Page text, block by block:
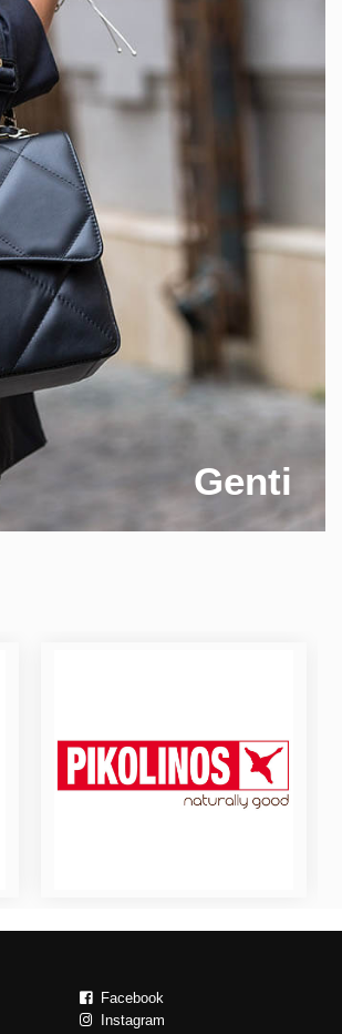
Genti
Facebook
Instagram